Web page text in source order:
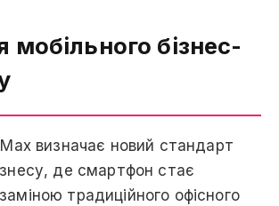
мобільного бізнес-
визначає новий стандарт
де смартфон стає
традиційного офісного